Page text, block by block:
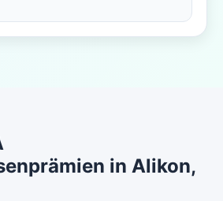
in Alikon,